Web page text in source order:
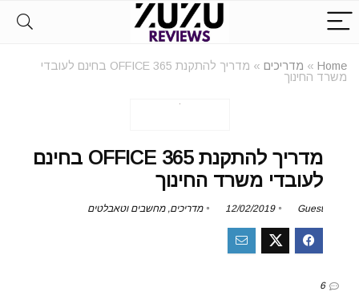
Home
» מדריכים »
מדריך להתקנת OFFICE 365 בחינם לעובדי
משרד החינוך
מדריך להתקנת OFFICE 365 בחינם
לעובדי משרד החינוך
Guest
12/02/2019 מדריכים,מחשבים וטאבלטים
6